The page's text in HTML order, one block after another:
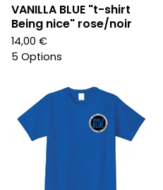
VANILLA BLUE "t-shirt
Being nice" rose/noir
14,00 €
5 Options